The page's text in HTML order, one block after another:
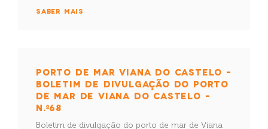
SABER MAIS
PORTO DE MAR VIANA DO CASTELO –
BOLETIM DE DIVULGAÇÃO DO PORTO
DE MAR DE VIANA DO CASTELO –
N.º68
Boletim de divulgação do porto de mar de Viana